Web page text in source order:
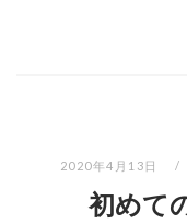
2020年4月13日
初めて